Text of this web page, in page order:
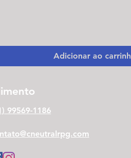
Adicionar ao
99569-1186